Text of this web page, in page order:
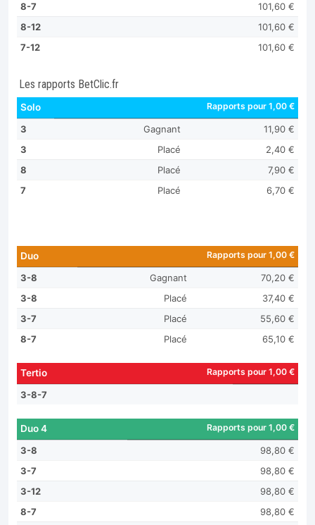
8-7
101,60 €
8-12
101,60 €
7-12
101,60 €
Les rapports BetClic.fr
Solo Rapports pour 1,00 €
3 Gagnant
11,90 €
3
Placé
2,40 €
8
Placé
7,90 €
7
Placé 6,70 €
Duo Rapports pour 1,00 €
3-8 Gagnant
70,20 €
3-8
Placé
37,40 €
3-7
Placé
55,60 €
8-7
Placé 65,10 €
Tertio Rapports pour 1,00 €
3-8-7
Duo 4 Rapports pour 1,00 €
3-8
98,80 €
3-7
98,80 €
3-12
98,80 €
8-7
98,80 €